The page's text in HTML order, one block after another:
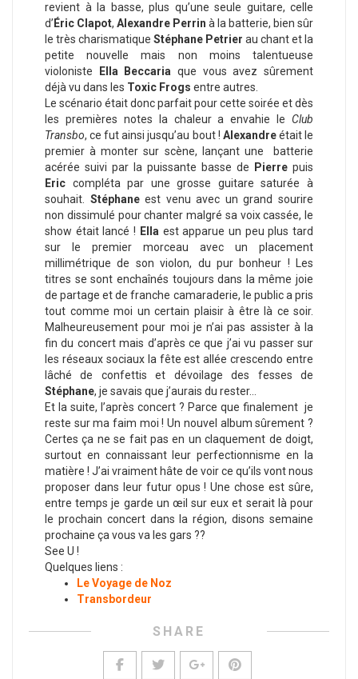
revient à la basse, plus qu’une seule guitare, celle
d’ Éric Clapot, Alexandre Perrin à la batterie, bien sûr
le très charismatique Stéphane Petrier au chant et la
petite nouvelle mais non moins talentueuse
violoniste
Ella Beccaria que vous avez sûrement
déjà vu dans les Toxic Frogs entre autres.
Le scénario était donc parfait pour cette soirée et dès
les premières notes la chaleur a envahie le Club
Transbo, ce fut ainsi jusqu’au bout ! Alexandreétait le
premier à monter sur scène, lançant une batterie
acérée suivi par la puissante basse de
Pierre puis
Eric compléta par une grosse guitare saturée à
souhait. Stéphaneest venu avec un grand sourire
non dissimulé pour chanter malgré sa voix cassée, le
show était lancé ! Ellaest apparue un peu plus tard
sur le premier morceau avec un placement
millimétrique de son violon, du pur bonheur ! Les
titres se sont enchaînés toujours dans la même joie
de partage et de franche camaraderie, le public a pris
tout comme moi un certain plaisir à être là ce soir.
Malheureusement pour moi je n’ai pas assister à la
fin du concert mais d’après ce que j’ai vu passer sur
les réseaux sociaux la fête est allée crescendo entre
lâché de confettis et dévoilage des fesses de
Stéphane, je savais que j’aurais du rester…
Et la suite, l’après concert ? Parce que finalement je
reste sur ma faim moi ! Un nouvel album sûrement ?
Certes ça ne se fait pas en un claquement de doigt,
surtout en connaissant leur perfectionnisme en la
matière ! J’ai vraiment hâte de voir ce qu’ils vont nous
proposer dans leur futur opus ! Une chose est sûre,
entre temps je garde un œil sur eux et serait là pour
le prochain concert dans la région, disons semaine
prochaine ça vous va les gars ??
See U !
Quelques liens :
Le Voyage de Noz
Transbordeur
SHARE